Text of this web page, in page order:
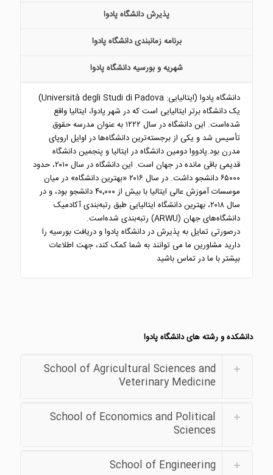
پذیرش دانشگاه پادوا
برنامه زمانبندی دانشگاه پادوا
شهریه و بورسیه دانشگاه پادوا
دانشگاه پادوا (ایتالیایی: Università degli Studi di Padova‎)
یک دانشگاه برتر ایتالیایی است که در شهر پادوا، ایتالیا واقع
شده‌است. این دانشگاه در سال ۱۲۲۲ به عنوان مدرسه حقوق
تأسیس شد و یکی از برجسته‌ترین دانشگاه‌ها در اوایل اروپای
مدرن بود.پادووا دومین دانشگاه در ایتالیا و پنجمین دانشگاه
قدیمی باقی مانده در جهان است. این دانشگاه در سال ۲۰۱۰، حدود
۶۵۰۰۰ دانشجو داشت. در سال ۲۰۱۶ «بهترین دانشگاه» در میان
موسسات آموزش عالی ایتالیا با بیش از ۴۰٬۰۰۰ دانشجو بود، و در
سال ۲۰۱۸، بهترین دانشگاه ایتالیایی طبق رتبه‌بندی آکادمیک
دانشگاه‌های جهان (ARWU) رتبه‌بندی شده‌است.
درصورتی تمایل به پذیرش در دانشگاه پادوا و دریافت بورسیه را
دارید مشاورین ما می توانند به شما کمک کند، جهت اطلاعات
بیشتر با ما در تماس باشید
دانشکده و رشته های دانشگاه پادوا
School of Agricultural Sciences and
Veterinary Medicine
School of Economics and Political
Sciences
School of Engineering